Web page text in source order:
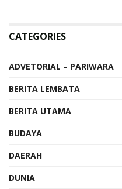
CATEGORIES
ADVETORIAL – PARIWARA
BERITA LEMBATA
BERITA UTAMA
BUDAYA
DAERAH
DUNIA